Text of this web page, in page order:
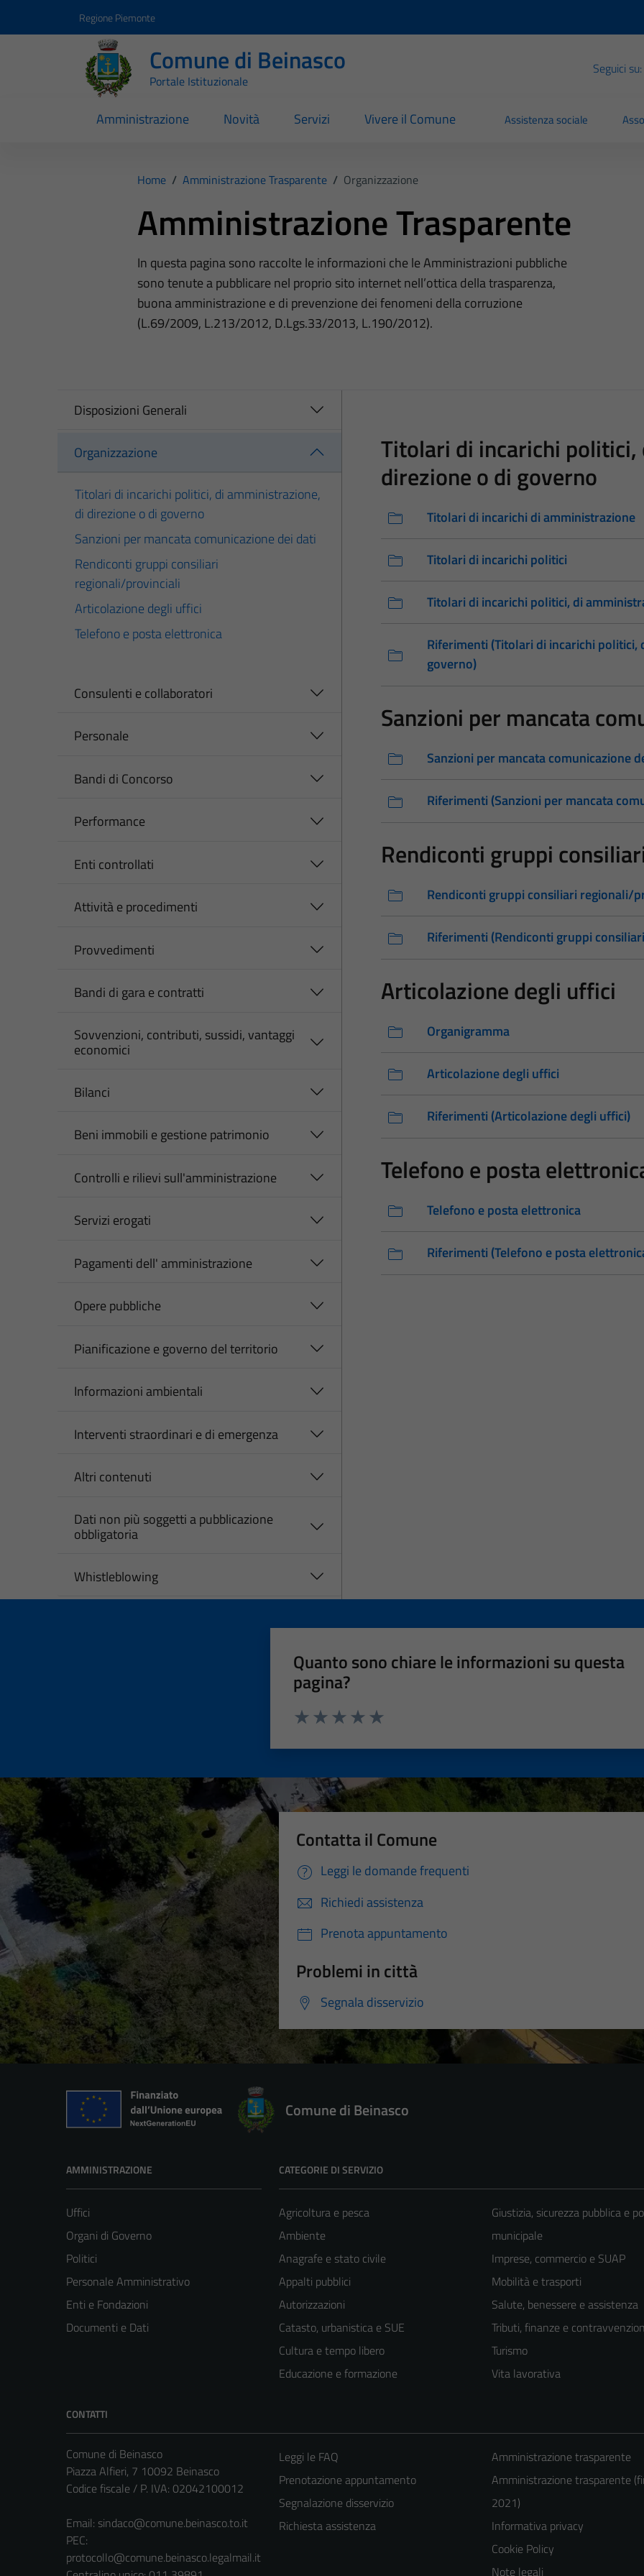
Regione Piemonte
Comune di Beinasco
Portale Istituzionale
Seguici su:
Amministrazione Novità Servizi Vivere il Comune Assistenza sociale
Home / Amministrazione Trasparente / Organizzazione
Amministrazione Trasparente
In questa pagina sono raccolte le informazioni che le Amministrazioni pubbliche
sono tenute a pubblicare nel proprio sito internet nell’ottica della trasparenza,
buona amministrazione e di prevenzione dei fenomeni della corruzione
(L.69/2009, L.213/2012, D.Lgs.33/2013, L.190/2012).
Disposizioni Generali
Organizzazione
Titolari di incarichi politici, di amministrazione,
di direzione o di governo
Sanzioni per mancata comunicazione dei dati
Rendiconti gruppi consiliari
regionali/provinciali
Articolazione degli uffici
Telefono e posta elettronica
Consulenti e collaboratori
Personale
Bandi di Concorso
Performance
Enti controllati
Attività e procedimenti
Provvedimenti
Bandi di gara e contratti
Sovvenzioni, contributi, sussidi, vantaggi
economici
Bilanci
Beni immobili e gestione patrimonio
Controlli e rilievi sull'amministrazione
Servizi erogati
Pagamenti dell' amministrazione
Opere pubbliche
Pianificazione e governo del territorio
Informazioni ambientali
Interventi straordinari e di emergenza
Altri contenuti
Dati non più soggetti a pubblicazione
obbligatoria
Whistleblowing
Titolari di incarichi
direzione o di governo
Titolari di incarichi di amministrazione
Titolari di incarichi politici
Titolari di incarichi politici, di
Riferimenti (Titolari di incarichi
governo)
Sanzioni per mancata
Sanzioni per mancata comunicazione
Riferimenti (Sanzioni per mancata
Rendiconti gruppi
Rendiconti gruppi consiliari regionali/
Riferimenti (Rendiconti gruppi
Articolazione degli uffici
Organigramma
Articolazione degli uffici
Riferimenti (Articolazione degli uffici)
Telefono e posta
Telefono e posta elettronica
Riferimenti (Telefono e posta
Quanto sono chiare le informazioni su questa
pagina?
Contatta il Comune
Leggi le domande frequenti
Richiedi assistenza
Prenota appuntamento
Problemi in città
Segnala disservizio
Comune di Beinasco
AMMINISTRAZIONE
Uffici
Organi di Governo
Politici
Personale Amministrativo
Enti e Fondazioni
Documenti e Dati
CATEGORIE DI SERVIZIO
Agricoltura e pesca
Ambiente
Anagrafe e stato civile
Appalti pubblici
Autorizzazioni
Catasto, urbanistica e SUE
Cultura e tempo libero
Educazione e formazione
Giustizia, sicurezza pubblica e
municipale
Imprese, commercio e SUAP
Mobilità e trasporti
Salute, benessere e assistenza
Tributi, finanze e
Turismo
Vita lavorativa
CONTATTI
Comune di Beinasco
Piazza Alfieri, 7 10092 Beinasco
Codice fiscale / P. IVA: 02042100012
Email: sindaco@comune.beinasco.to.it
PEC:
protocollo@comune.beinasco.legalmail.it
Leggi le FAQ
Prenotazione appuntamento
Segnalazione disservizio
Richiesta assistenza
Amministrazione trasparente
Amministrazione trasparente
2021)
Informativa privacy
Cookie Policy
Note legali
Questi cookie
sono necessari
per il
funzionamento